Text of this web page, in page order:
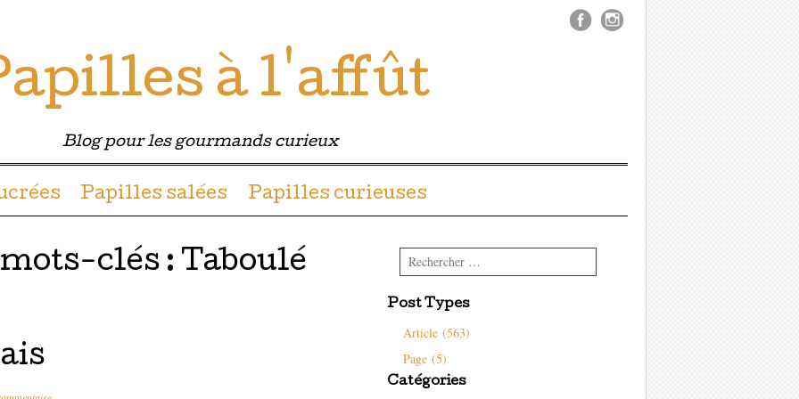
à l'affût
Blog pour les gourmands curieux
contenuPapilles salées Papilles curieuses
clés : Taboulé
Rechercher
Post Types
Article (563)
Page (5)
Catégories